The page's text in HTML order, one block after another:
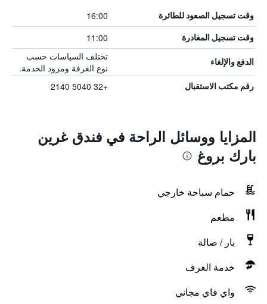
وقت تسجيل الصعود للطائرة 16:00
وقت تسجيل المغادرة 11:00
الدفع والإلغاء
تختلف السياسات حسب
نوع الغرفة ومزود الخدمة.
رقم مكتب الاستقبال +32 5040 2140
المزايا ووسائل الراحة في فندق غرين
بارك بروغ
حمام سباحة خارجي
مطعم
بار / صالة
خدمة الغرف
واي فاي مجاني